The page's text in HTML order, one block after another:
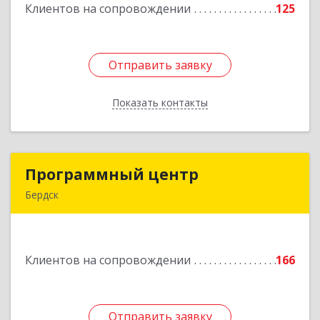
Клиентов на сопровождении 125
Отправить заявку
Показать контакты
Подробнее
Отправить заявку
Назад
Программный центр
Бердск
Клиентов на сопровождении 166
Отправить заявку
Программный центр
Подробнее
Отправить заявку